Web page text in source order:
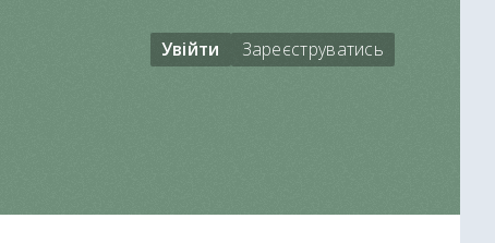
Увійти Зареєструватись